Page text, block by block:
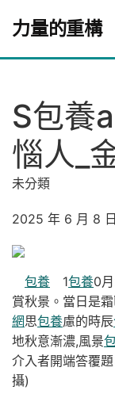
力量的重構
S包養
惱人_
未分類
2025 年 6 月 8 日
包養 1包養0
賞秋景。當日是
網思包養慮的時辰
地秋意漸濃,風景
介入者開端答覆
攝)